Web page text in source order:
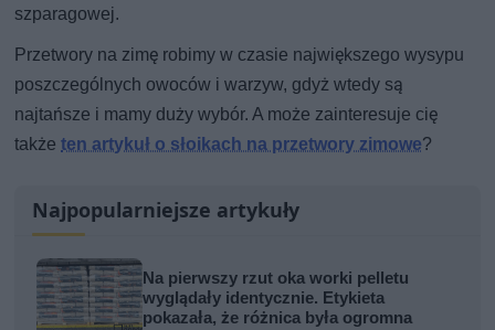
szparagowej.
Przetwory na zimę robimy w czasie największego wysypu
poszczególnych owoców i warzyw, gdyż wtedy są
najtańsze i mamy duży wybór. A może zainteresuje cię
takżeten artykuł o słoikach na przetwory zimowe?
Najpopularniejsze artykuły
Na pierwszy rzut oka worki pelletu
wyglądały identycznie. Etykieta
pokazała, że różnica była ogromna